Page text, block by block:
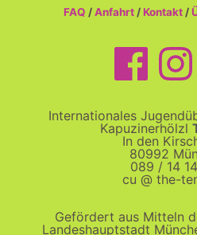
FAQ /Anfahrt /Kontakt /
Internationales
Kapuzinerhölzl
In den
80992
089 / 14
cu @ the-
Gefördert aus Mitteln
Landeshauptstadt